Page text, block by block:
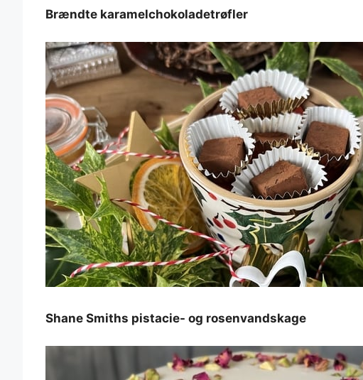
Brændte karamelchokoladetrøfler
Shane Smiths pistacie- og rosenvandskage